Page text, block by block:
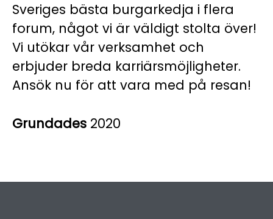
Sveriges bästa burgarkedja i flera
forum, något vi är väldigt stolta över!
Vi utökar vår verksamhet och
erbjuder breda karriärsmöjligheter.
Ansök nu för att vara med på resan!
Grundades 2020